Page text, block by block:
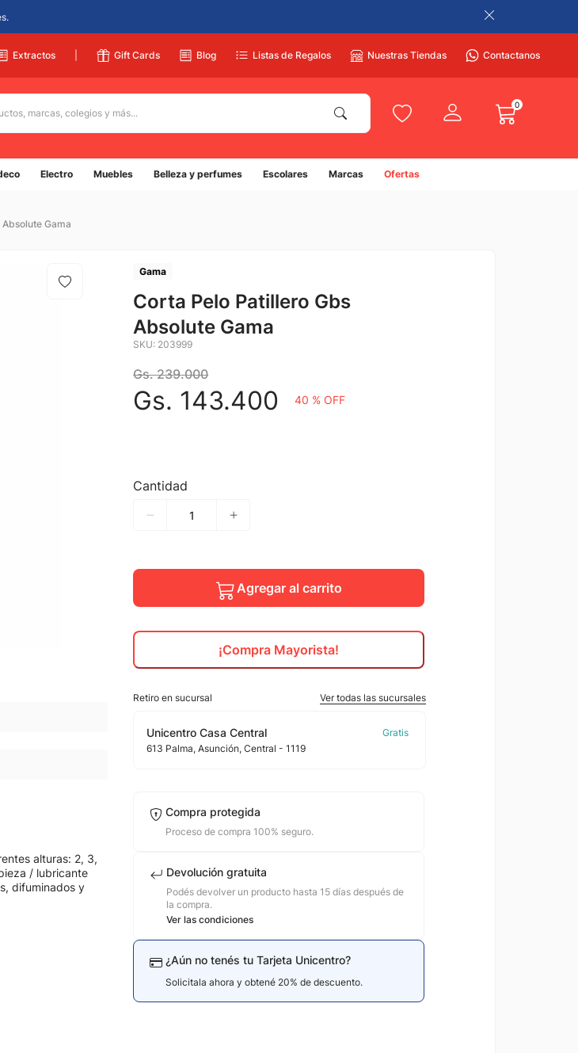
Extractos Gift Cards Blog Listas de Regalos Nuestras Tiendas Contactanos
marcas, colegios y más... 0
Electro Muebles Belleza y perfumes Escolares Marcas Ofertas
Gama
alturas: 2, 3,
/ lubricante
difuminados y
Gama
Corta Pelo Patillero Gbs
Absolute Gama
SKU: 203999
Gs. 239.000
Gs. 143.400 40 % OFF
Cantidad
Agregar al carrito
¡Compra Mayorista!
Retiro en sucursal Ver todas las sucursales
Unicentro Casa Central
613 Palma, Asunción, Central - 1119
Compra protegida
Proceso de compra 100% seguro.
Devolución gratuita
Podés devolver un producto hasta 15 días después de
la compra.
Ver las condiciones
¿Aún no tenés tu Tarjeta Unicentro?
Solicitala ahora y obtené 20% de descuento.